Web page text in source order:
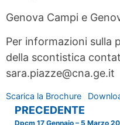
Genova Campi e
Per informazioni sulla
della scontistica
sara.piazze@cna.ge.it
Scarica la Brochure
PRECEDENTE
Dpcm 17 Gennaio – 5 Marzo